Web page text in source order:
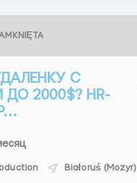
С
2000$? HR-
Białoruś (Mozyr)